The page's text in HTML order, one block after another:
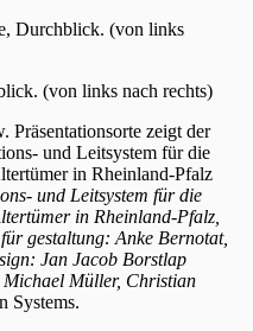
(von links nach rechts)
Präsentationsorte zeigt der
und Leitsystem für die
in Rheinland-Pfalz
und Leitsystem für die
in Rheinland-Pfalz,
gestaltung: Anke Bernotat,
Jan Jacob Borstlap
Müller, Christian
Systems.